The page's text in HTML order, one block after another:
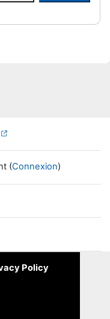
(Connexion)
Policy